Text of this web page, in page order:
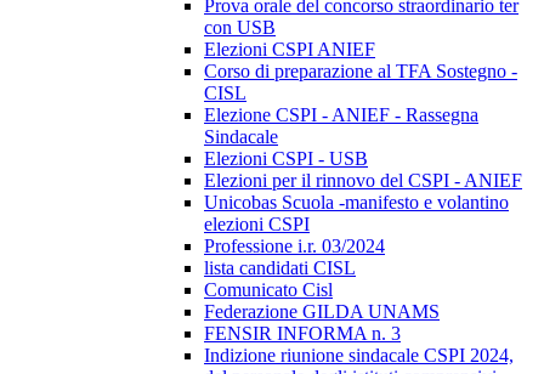
Prova orale del concorso straordinario ter
con USB
Elezioni CSPI ANIEF
Corso di preparazione al TFA Sostegno -
CISL
Elezione CSPI - ANIEF - Rassegna
Sindacale
Elezioni CSPI - USB
Elezioni per il rinnovo del CSPI - ANIEF
Unicobas Scuola -manifesto e volantino
elezioni CSPI
Professione i.r. 03/2024
lista candidati CISL
Comunicato Cisl
Federazione GILDA UNAMS
FENSIR INFORMA n. 3
Indizione riunione sindacale CSPI 2024,